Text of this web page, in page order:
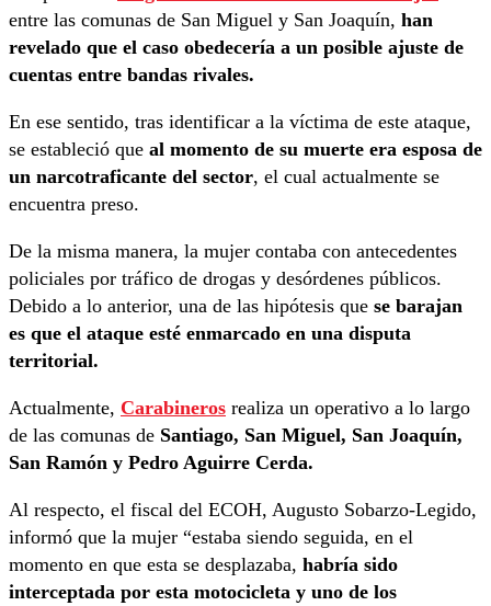
entre las comunas de San Miguel y San Joaquín, han
revelado que el caso obedecería a un posible ajuste de
cuentas entre bandas rivales.
En ese sentido, tras identificar a la víctima de este ataque,
se estableció que al momento de su muerte era esposa de
un narcotraficante del sector, el cual actualmente se
encuentra preso.
De la misma manera, la mujer contaba con antecedentes
policiales por tráfico de drogas y desórdenes públicos.
Debido a lo anterior, una de las hipótesis que se barajan
es que el ataque esté enmarcado en una disputa
territorial.
Actualmente, Carabineros realiza un operativo a lo largo
de las comunas de Santiago, San Miguel, San Joaquín,
San Ramón y Pedro Aguirre Cerda.
Al respecto, el fiscal del ECOH, Augusto Sobarzo-Legido,
informó que la mujer “estaba siendo seguida, en el
momento en que esta se desplazaba, habría sido
interceptada por esta motocicleta y uno de los